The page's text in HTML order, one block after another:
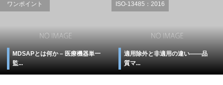
ワンポイント
MDSAPとは何か – 医療機器単一
監...
ISO-13485：2016
適用除外と非適用の違い――品
質マ...